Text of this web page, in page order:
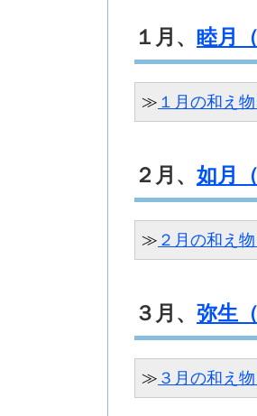
１月、 睦月
≫ １月の和え
２月、 如月
≫ ２月の和え
３月、 弥生
≫ ３月の和え